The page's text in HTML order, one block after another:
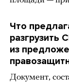
Что
разгрузить
из
Документ,